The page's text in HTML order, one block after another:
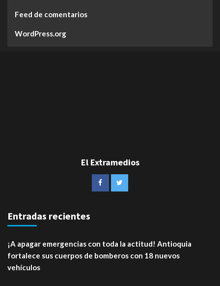
Feed de comentarios
WordPress.org
El Extramedios
Entradas recientes
¡A apagar emergencias con toda la actitud! Antioquia
fortalece sus cuerpos de bomberos con 18 nuevos
vehículos